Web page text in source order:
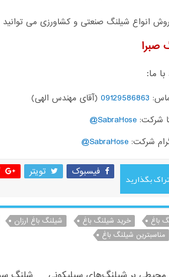
انواع شیلنگ صنعتی و کشاورزی می توانید با
صبرا
ما:
09129586863 (آقای مهندس الهی)
شرکت:SabraHose@
شرکت:SabraHose@
بگذارید فیسبوک تویتر
باغ خرید شیلنگ باغ شیلنگ باغ ارزان
مناسبترین شیلنگ باغ